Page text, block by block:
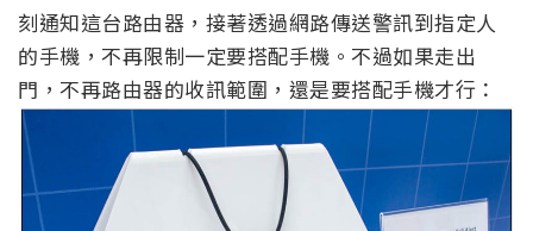
刻通知這台路由器，接著透過網路傳送警訊到指定人
的手機，不再限制一定要搭配手機。不過如果走出
門，不再路由器的收訊範圍，還是要搭配手機才行：